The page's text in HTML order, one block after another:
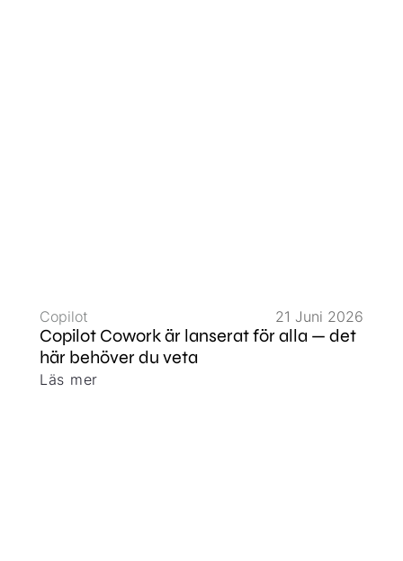
Copilot 21 Juni 2026
Copilot Cowork är lanserat för alla — det
här behöver du veta
Läs mer